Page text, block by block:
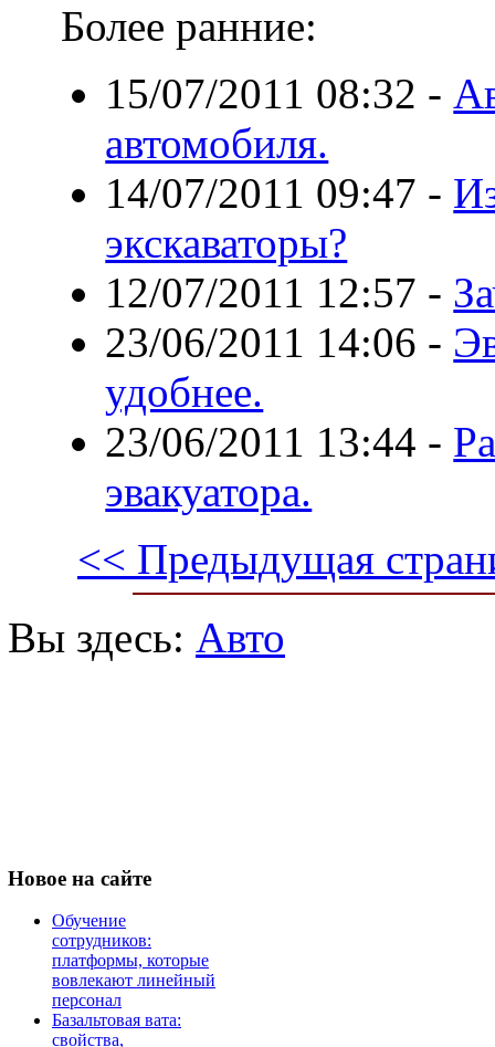
Более ранние:
15/07/2011 08:32 -
автомобиля.
14/07/2011 09:47 -
экскаваторы?
12/07/2011 12:57 -
23/06/2011 14:06 -
удобнее.
23/06/2011 13:44 -
эвакуатора.
<< Предыдущая
Вы здесь: Авто
Новое на сайте
Обучение
сотрудников:
платформы, которые
вовлекают линейный
персонал
Базальтовая вата:
свойства,